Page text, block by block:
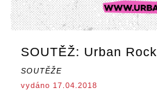
SOUTĚŽ: Urban Rock
SOUTĚŽE
vydáno 17.04.2018